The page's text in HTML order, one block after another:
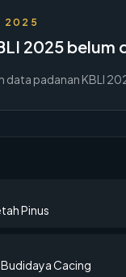
2025
2025 belum
data padanan KBLI
Pinus
Cacing